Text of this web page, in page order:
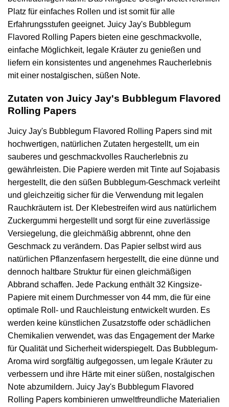
Platz für einfaches Rollen und ist somit für alle
Erfahrungsstufen geeignet. Juicy Jay's Bubblegum
Flavored Rolling Papers bieten eine geschmackvolle,
einfache Möglichkeit, legale Kräuter zu genießen und
liefern ein konsistentes und angenehmes Raucherlebnis
mit einer nostalgischen, süßen Note.
Zutaten von Juicy Jay's Bubblegum Flavored
Rolling Papers
Juicy Jay's Bubblegum Flavored Rolling Papers sind mit
hochwertigen, natürlichen Zutaten hergestellt, um ein
sauberes und geschmackvolles Raucherlebnis zu
gewährleisten. Die Papiere werden mit Tinte auf Sojabasis
hergestellt, die den süßen Bubblegum-Geschmack verleiht
und gleichzeitig sicher für die Verwendung mit legalen
Rauchkräutern ist. Der Klebestreifen wird aus natürlichem
Zuckergummi hergestellt und sorgt für eine zuverlässige
Versiegelung, die gleichmäßig abbrennt, ohne den
Geschmack zu verändern. Das Papier selbst wird aus
natürlichen Pflanzenfasern hergestellt, die eine dünne und
dennoch haltbare Struktur für einen gleichmäßigen
Abbrand schaffen. Jede Packung enthält 32 Kingsize-
Papiere mit einem Durchmesser von 44 mm, die für eine
optimale Roll- und Rauchleistung entwickelt wurden. Es
werden keine künstlichen Zusatzstoffe oder schädlichen
Chemikalien verwendet, was das Engagement der Marke
für Qualität und Sicherheit widerspiegelt. Das Bubblegum-
Aroma wird sorgfältig aufgegossen, um legale Kräuter zu
verbessern und ihre Härte mit einer süßen, nostalgischen
Note abzumildern. Juicy Jay's Bubblegum Flavored
Rolling Papers kombinieren umweltfreundliche Materialien